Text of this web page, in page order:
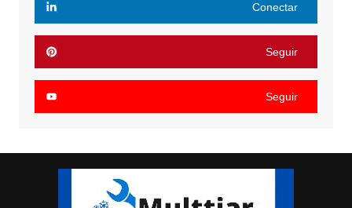
Conectar
Seguir
Seguir